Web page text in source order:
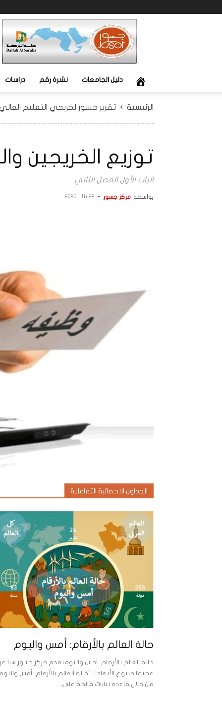
دليل الجامعات نشرة رقم دراسات
الرئيسية تقرير جسور لخريجي التعليم العالي
توزيع الخريجين
الباب الأول الفصل الثاني
بواسطة مركز جسور - 22 يناير 2023
الجداول الاحصائية التفاعلية
حالة العالم بالأرقام: أمس واليوم
حالة العالم بالأرقام: أمس واليوميقدم مركز جسور هنا
عميقا متنوع الأبعاد لـ "حالة العالم بالأرقام: أمس
من خلال قاعدة بيانات قائمة على...